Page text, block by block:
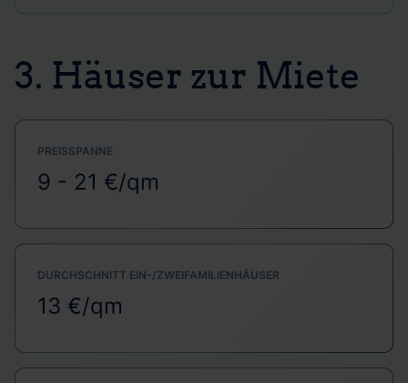
3. Häuser zur Miete
PREISSPANNE
9 - 21 €/qm
DURCHSCHNITT EIN-/ZWEIFAMILIENHÄUSER
13 €/qm